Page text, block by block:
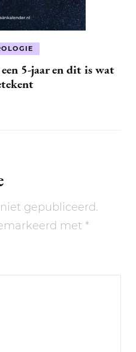
5-jaar en dit is wat
gepubliceerd.
met *